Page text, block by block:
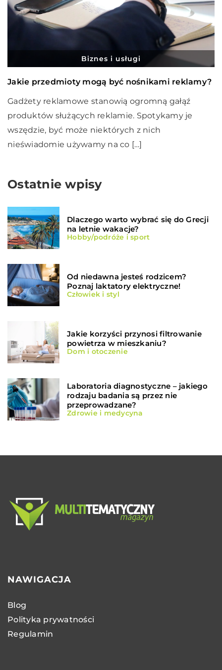
Biznes i usługi
Jakie przedmioty mogą być nośnikami reklamy?
Gadżety reklamowe stanowią ogromną gałąź
produktów służących reklamie. Spotykamy je
wszędzie, być może niektórych z nich
nieświadomie używamy na co […]
Ostatnie wpisy
Dlaczego warto wybrać się do Grecji
na letnie wakacje?
Hobby/podróże i sport
Od niedawna jesteś rodzicem?
Poznaj laktatory elektryczne!
Człowiek i styl
Jakie korzyści przynosi filtrowanie
powietrza w mieszkaniu?
Dom i otoczenie
Laboratoria diagnostyczne – jakiego
rodzaju badania są przez nie
przeprowadzane?
Zdrowie i medycyna
NAWIGACJA
Blog
Polityka prywatności
Regulamin